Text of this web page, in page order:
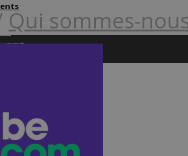
Qui sommes-